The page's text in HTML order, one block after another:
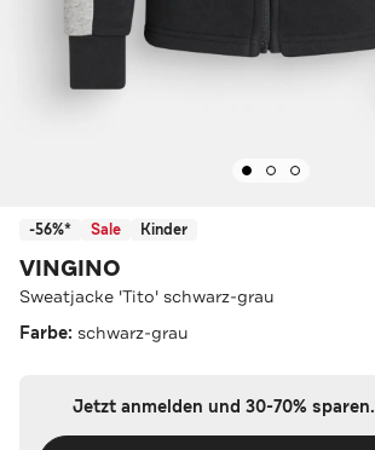
-56%* Sale Kinder
VINGINO
Sweatjacke 'Tito' schwarz-grau
Farbe: schwarz-grau
Jetzt anmelden und 30-70% sparen.